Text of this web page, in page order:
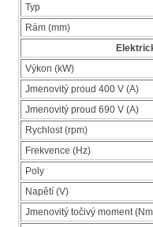
Typ
Rám (mm)
Výkon (kW)
Jmenovitý proud 400 V (A)
Jmenovitý proud 690 V (A)
Rychlost (rpm)
Frekvence (Hz)
Poly
Napětí (V)
Jmenovitý točivý moment